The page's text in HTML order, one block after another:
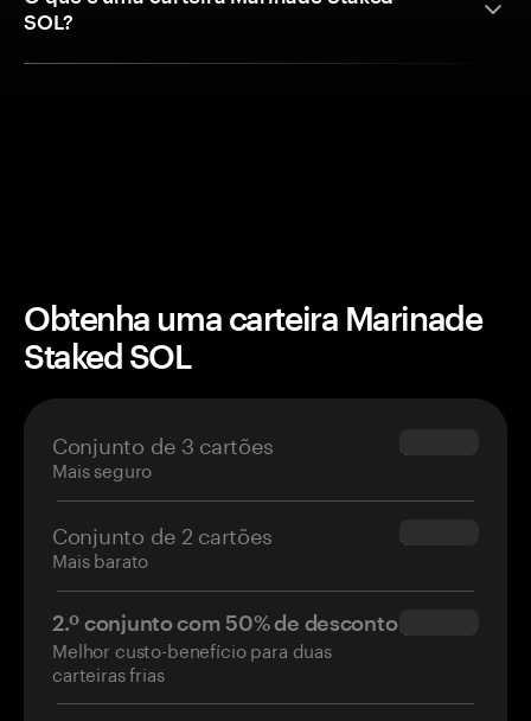
SOL?
Obtenha uma carteira Marinade
Staked SOL
Conjunto de 3 cartões
Mais seguro
$69.90
Conjunto de 2 cartões
Mais barato
$54.90
2.º conjunto com 50% de desconto
Melhor custo-benefício para duas
carteiras frias
$34.95